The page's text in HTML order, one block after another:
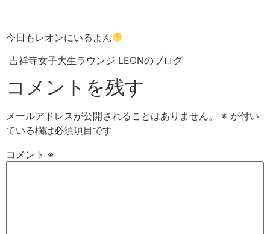
今日もレオンにいるよん
吉祥寺女子大生ラウンジ LEONのブログ
コメントを残す
メールアドレスが公開されることはありません。 ※ が付い
ている欄は必須項目です
コメント ※